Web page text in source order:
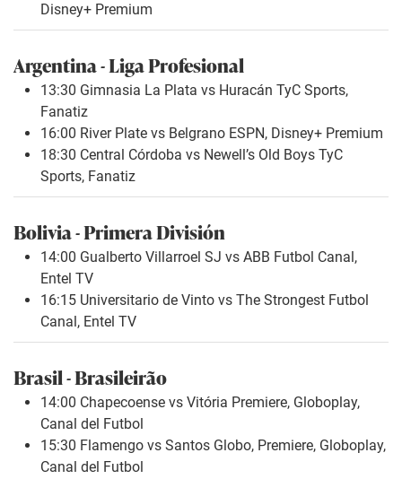
Disney+ Premium
Argentina - Liga Profesional
13:30 Gimnasia La Plata vs Huracán TyC Sports,
Fanatiz
16:00 River Plate vs Belgrano ESPN, Disney+ Premium
18:30 Central Córdoba vs Newell’s Old Boys TyC
Sports, Fanatiz
Bolivia - Primera División
14:00 Gualberto Villarroel SJ vs ABB Futbol Canal,
Entel TV
16:15 Universitario de Vinto vs The Strongest Futbol
Canal, Entel TV
Brasil - Brasileirão
14:00 Chapecoense vs Vitória Premiere, Globoplay,
Canal del Futbol
15:30 Flamengo vs Santos Globo, Premiere, Globoplay,
Canal del Futbol